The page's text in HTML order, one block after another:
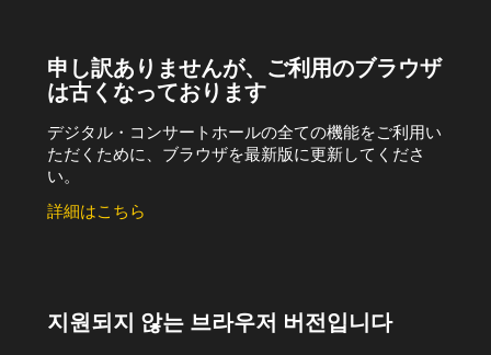
申し訳ありませんが、ご利用のブラウザ
は古くなっております
デジタル・コンサートホールの全ての機能をご利用い
ただくために、ブラウザを最新版に更新してくださ
い。
詳細はこちら
지원되지 않는 브라우저 버전입니다